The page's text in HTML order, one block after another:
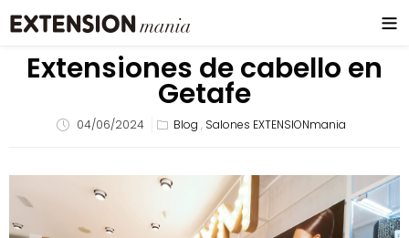
Extensiones de cabello en
Getafe
04/06/2024 Blog , Salones EXTENSIONmania